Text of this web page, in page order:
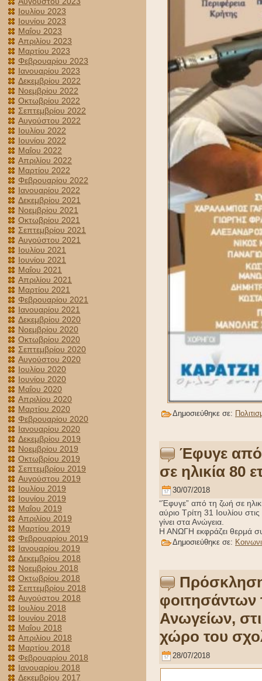
Ιουλίου 2023
Ιουνίου 2023
Μαΐου 2023
Απριλίου 2023
Μαρτίου 2023
Φεβρουαρίου 2023
Ιανουαρίου 2023
Δεκεμβρίου 2022
Νοεμβρίου 2022
Οκτωβρίου 2022
Σεπτεμβρίου 2022
Αυγούστου 2022
Ιουλίου 2022
Ιουνίου 2022
Μαΐου 2022
Απριλίου 2022
Μαρτίου 2022
Φεβρουαρίου 2022
Ιανουαρίου 2022
Δεκεμβρίου 2021
Νοεμβρίου 2021
Οκτωβρίου 2021
Σεπτεμβρίου 2021
Αυγούστου 2021
Ιουλίου 2021
Ιουνίου 2021
Μαΐου 2021
Απριλίου 2021
Μαρτίου 2021
Φεβρουαρίου 2021
Ιανουαρίου 2021
Δεκεμβρίου 2020
Νοεμβρίου 2020
Οκτωβρίου 2020
Σεπτεμβρίου 2020
Αυγούστου 2020
Ιουλίου 2020
Ιουνίου 2020
Μαΐου 2020
Απριλίου 2020
Μαρτίου 2020
Φεβρουαρίου 2020
Ιανουαρίου 2020
Δεκεμβρίου 2019
Νοεμβρίου 2019
Οκτωβρίου 2019
Σεπτεμβρίου 2019
Αυγούστου 2019
Ιουλίου 2019
Ιουνίου 2019
Μαΐου 2019
Απριλίου 2019
Μαρτίου 2019
Φεβρουαρίου 2019
Ιανουαρίου 2019
Δεκεμβρίου 2018
Νοεμβρίου 2018
Οκτωβρίου 2018
Σεπτεμβρίου 2018
Αυγούστου 2018
Ιουλίου 2018
Ιουνίου 2018
Μαΐου 2018
Απριλίου 2018
Μαρτίου 2018
Φεβρουαρίου 2018
Ιανουαρίου 2018
Δεκεμβρίου 2017
Δημοσιεύθηκε σε:
Έφυγε από
σε ηλικία 80
30/07/2018
“Έφυγε” από τη ζωή σε
αύριο Τρίτη 31 Ιουλίου
γίνει στα Ανώγεια.
Η ΑΝΩΓΗ εκφράζει θερμά
Δημοσιεύθηκε σε:
φοιτησάντων
Ανωγείων,
χώρο του
28/07/2018